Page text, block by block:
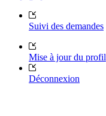
Suivi des demandes
Mise à jour du profil
Déconnexion